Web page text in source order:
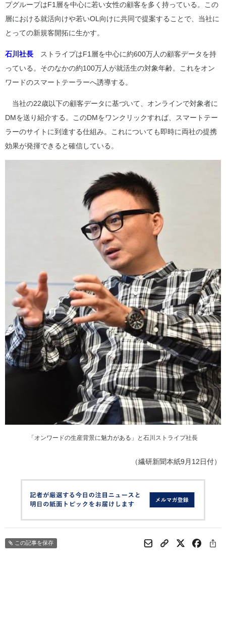
プグループはF1層を中心に若い女性の顧客を多く持っている。この
層における就活向けや若いOL向けに共同で提案することで、当社に
とっての新規客開拓に生かす。
石川社長 ストライプはF1層を中心に約600万人の顧客データを持
っている。そのなかの約100万人が就活生の対象年齢。これをオン
ワードのスマートテーラーへ誘導する。
当社の22歳以下の顧客データに基づいて、オンラインで対象者に
DMを送り紹介する。このDMをワンクリックすれば、スマートテー
ラーのサイトに到達する仕組み。これについても即時に両社の提携
効果が発揮できると確信している。
「オンワードの生産背景に魅力がある」と石川ストライプ社長
（繊研新聞本紙9月12日付）
この記事を保存